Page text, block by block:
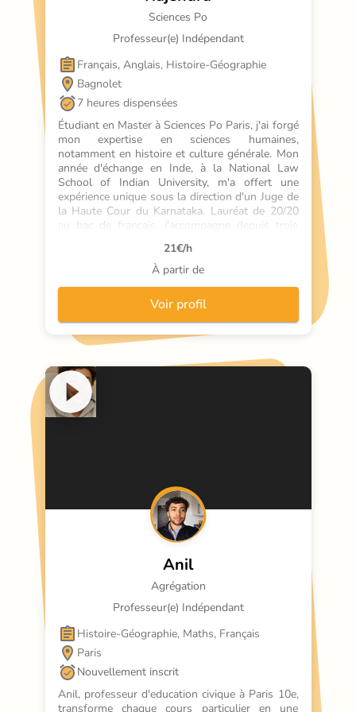
Sciences Po
Professeur(e) Indépendant
Français, Anglais, Histoire-Géographie
Bagnolet
7 heures dispensées
Étudiant en Master à Sciences Po Paris, j'ai forgé
mon expertise en sciences humaines,
notamment en histoire et culture générale. Mon
année d'échange en Inde, à la National Law
School of Indian University, m'a offert une
expérience unique sous la direction d'un Juge de
la Haute Cour du Karnataka. Lauréat de 20/20
au bac de français, j'accompagne depuis trois
ans des lycéens vers la réussite au concours de
Sciences Po Paris. Mes cours, en français ou en
anglais, sont un tremplin vers l'excellence,
préparation aux oraux. Comme un capitaine de
navire, je guide chaque élève à travers les eaux
parfois tumultueuses de
21€/h
À partir de
Voir profil
Anil
Agrégation
Professeur(e) Indépendant
Histoire-Géographie, Maths, Français
Paris
Nouvellement inscrit
Anil, professeur d'education civique à Paris 10e,
transforme chaque cours particulier en une